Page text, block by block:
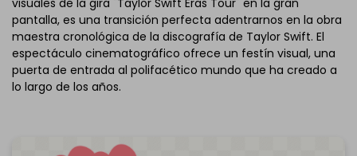
visuales de la gira "Taylor Swift Eras Tour" en la gran
pantalla, es una transición perfecta adentrarnos en la obra
maestra cronológica de la discografía de Taylor Swift. El
espectáculo cinematográfico ofrece un festín visual, una
puerta de entrada al polifacético mundo que ha creado a
lo largo de los años.